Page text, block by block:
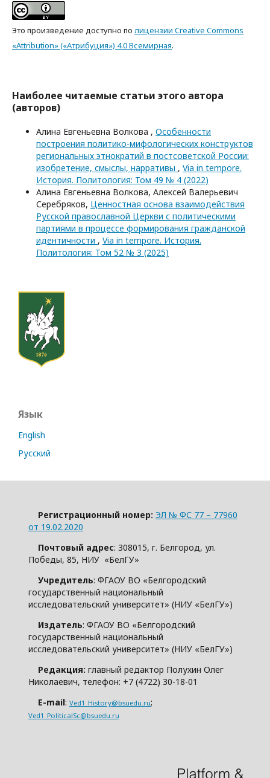
Это произведение доступно по лицензии Creative Commons
«Attribution» («Атрибуция») 4.0 Всемирная.
Наиболее читаемые статьи этого автора
(авторов)
Алина Евгеньевна Волкова , Особенности
построения политико-мифологических конструктов
региональных этнократий в постсоветской России:
изобретение, смыслы, нарративы , Via in tempore.
История. Политология: Том 49 № 4 (2022)
Алина Евгеньевна Волкова, Алексей Валерьевич
Серебряков, Ценностная основа взаимодействия
Русской православной Церкви с политическими
партиями в процессе формирования гражданской
идентичности , Via in tempore. История.
Политология: Том 52 № 3 (2025)
Язык
English
Русский
Регистрационный номер: ЭЛ № ФС 77 – 77960
от 19.02.2020
Почтовый адрес: 308015, г. Белгород, ул.
Победы, 85, НИУ «БелГУ»
Учредитель: ФГАОУ ВО «Белгородский
государственный национальный
исследовательский университет» (НИУ «БелГУ»)
Издатель: ФГАОУ ВО «Белгородский
государственный национальный
исследовательский университет» (НИУ «БелГУ»)
Редакция: главный редактор Полухин Олег
Николаевич, телефон: +7 (4722) 30-18-01
E-mail: Ved1_History@bsuedu.ru;
Ved1_PoliticalSc@bsuedu.ru